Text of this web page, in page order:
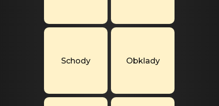
Schody Obklady